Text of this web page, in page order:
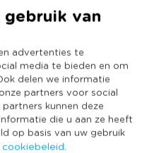
van
advertenties te
media te bieden en om
delen we informatie
partners voor social
kunnen deze
die u aan ze heeft
op basis van uw gebruik
18.5
Ja
(Nog) geen score
bekend